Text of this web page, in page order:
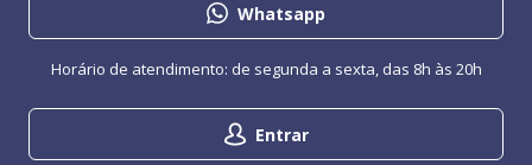
Whatsapp
Entrar
Horário de atendimento: de segunda a sexta, das 8h às 20h